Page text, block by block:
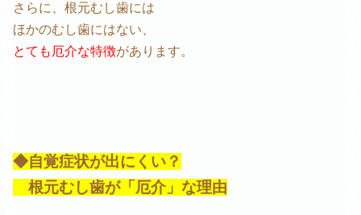
さらに、根元むし歯には
ほかのむし歯にはない、
とても厄介な特徴があります。
◆自覚症状が出にくい？
根元むし歯が「厄介」な理由